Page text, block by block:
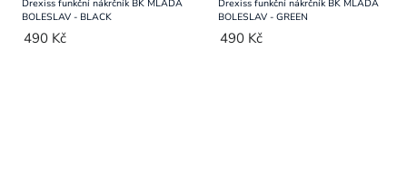
Drexiss funkční nákrčník BK MLADÁ
BOLESLAV - BLACK
490 Kč
Drexiss funkční nákrčník BK MLADÁ
BOLESLAV - GREEN
490 Kč